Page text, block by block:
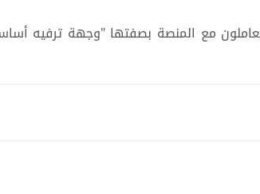
مع المنصة بصفتها "وجهة ترفيه